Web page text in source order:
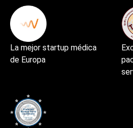
La mejor startup médica
de Europa